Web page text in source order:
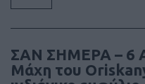
ΣΑΝ ΣΗΜΕΡΑ – 6
Μάχη του